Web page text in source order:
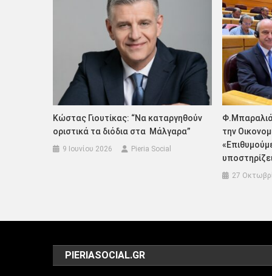
Κώστας Γιουτίκας: “Να καταργηθούν
οριστικά τα διόδια στα Μάλγαρα”
9 Ιουνίου 2026 Pieria Social
την
27
PIERIASOCIAL.GR